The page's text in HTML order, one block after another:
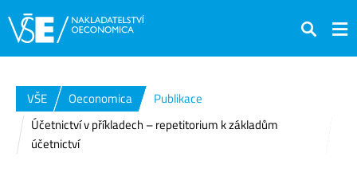
Hledat
VŠE Oeconomica
Publikace
Účetnictví v příkladech – repetitorium k základům
účetnictví